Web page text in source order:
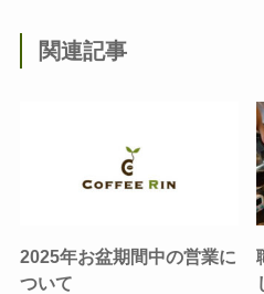
関連記事
2025年お盆期間中の営業に
ついて